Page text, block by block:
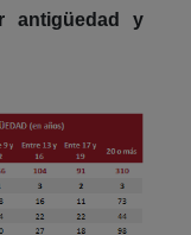
antigüedad y